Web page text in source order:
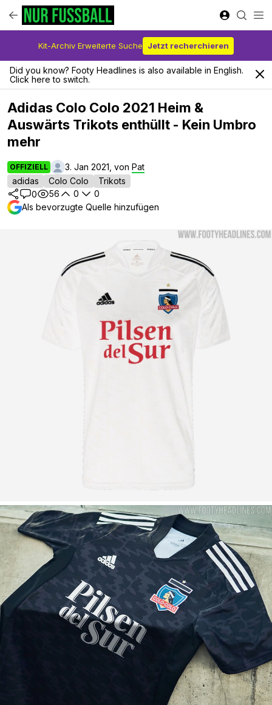
Kit-Archiv Erweiterte Suche Jetzt recherchieren
Did you know? Footy Headlines is also available in English.
Click here to switch.
Adidas Colo Colo 2021 Heim &
Auswärts Trikots enthüllt - Kein Umbro
mehr
OFFIZIELL 3. Jan 2021, von Pat
adidas
Colo Colo
Trikots
0
56 0
0
Als bevorzugte Quelle hinzufügen